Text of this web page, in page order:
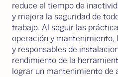
reduce el tiempo de
y mejora la seguridad de
trabajo. Al seguir las
operación y
y responsables de
rendimiento de la
lograr un mantenimiento de